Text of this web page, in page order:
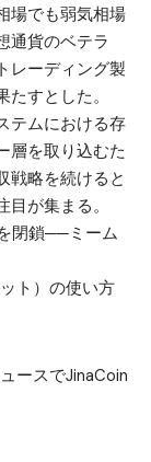
場でも弱気相場
通貨のベテラ
レーディング製
すとした。
テムにおける存
層を取り込むた
戦略を続けると
が集まる。
閉鎖──ミーム
ト）の使い方
ースでJinaCoin